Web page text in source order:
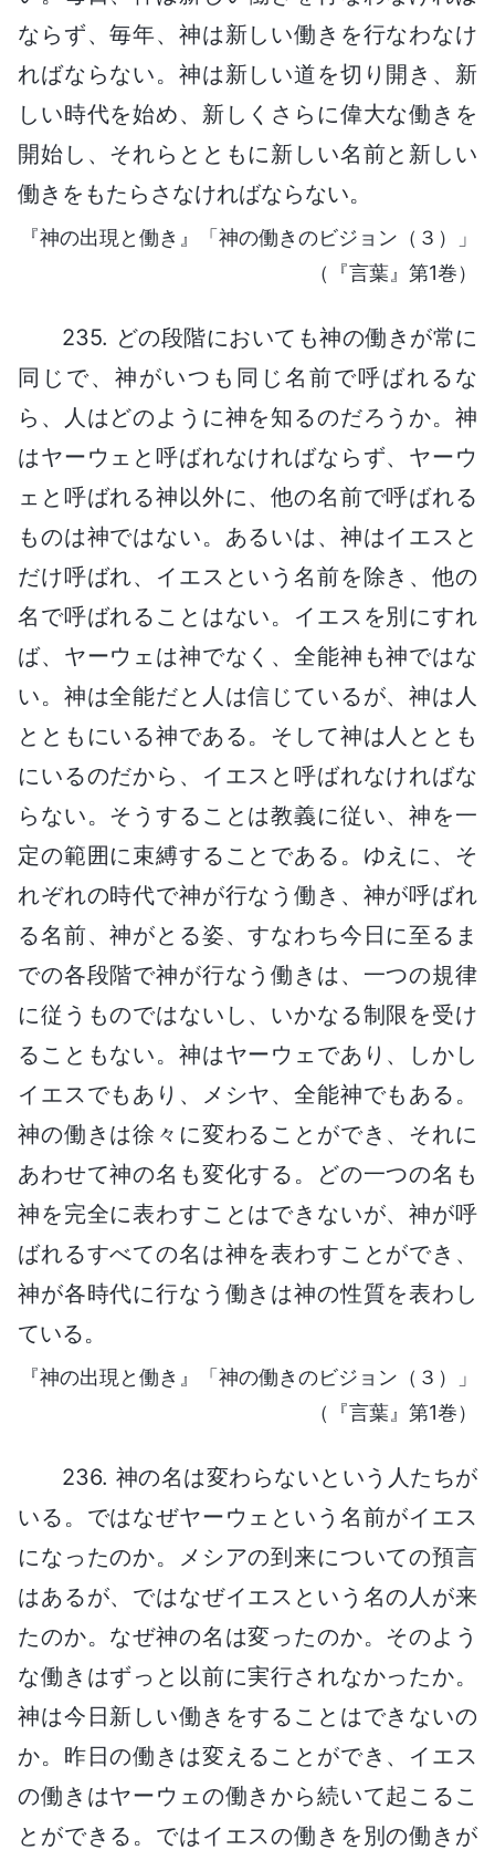
ならず、毎年、神は新しい働きを行なわなけ
ればならない。神は新しい道を切り開き、新
しい時代を始め、新しくさらに偉大な働きを
開始し、それらとともに新しい名前と新しい
働きをもたらさなければならない。
『神の出現と働き』「神の働きのビジョン（３）」
（『言葉』第1巻）
235. どの段階においても神の働きが常に
同じで、神がいつも同じ名前で呼ばれるな
ら、人はどのように神を知るのだろうか。神
はヤーウェと呼ばれなければならず、ヤーウ
ェと呼ばれる神以外に、他の名前で呼ばれる
ものは神ではない。あるいは、神はイエスと
だけ呼ばれ、イエスという名前を除き、他の
名で呼ばれることはない。イエスを別にすれ
ば、ヤーウェは神でなく、全能神も神ではな
い。神は全能だと人は信じているが、神は人
とともにいる神である。そして神は人ととも
にいるのだから、イエスと呼ばれなければな
らない。そうすることは教義に従い、神を一
定の範囲に束縛することである。ゆえに、そ
れぞれの時代で神が行なう働き、神が呼ばれ
る名前、神がとる姿、すなわち今日に至るま
での各段階で神が行なう働きは、一つの規律
に従うものではないし、いかなる制限を受け
ることもない。神はヤーウェであり、しかし
イエスでもあり、メシヤ、全能神でもある。
神の働きは徐々に変わることができ、それに
あわせて神の名も変化する。どの一つの名も
神を完全に表わすことはできないが、神が呼
ばれるすべての名は神を表わすことができ、
神が各時代に行なう働きは神の性質を表わし
ている。
『神の出現と働き』「神の働きのビジョン（３）」
（『言葉』第1巻）
236. 神の名は変わらないという人たちが
いる。ではなぜヤーウェという名前がイエス
になったのか。メシアの到来についての預言
はあるが、ではなぜイエスという名の人が来
たのか。なぜ神の名は変ったのか。そのよう
な働きはずっと以前に実行されなかったか。
神は今日新しい働きをすることはできないの
か。昨日の働きは変えることができ、イエス
の働きはヤーウェの働きから続いて起こるこ
とができる。ではイエスの働きを別の働きが